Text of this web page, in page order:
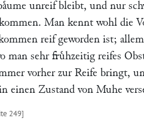
unreif bleibt, und nur
Man kennt wohl die
reif geworden ist;
man sehr fruͤhzeitig reifes
vorher zur Reife bringt,
einen Zustand von Muhe